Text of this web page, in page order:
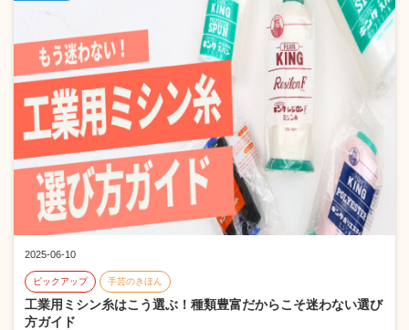
2025-06-10
ピックアップ 手芸のきほん
工業用ミシン糸はこう選ぶ！種類豊富だからこそ迷わない選び
方ガイド